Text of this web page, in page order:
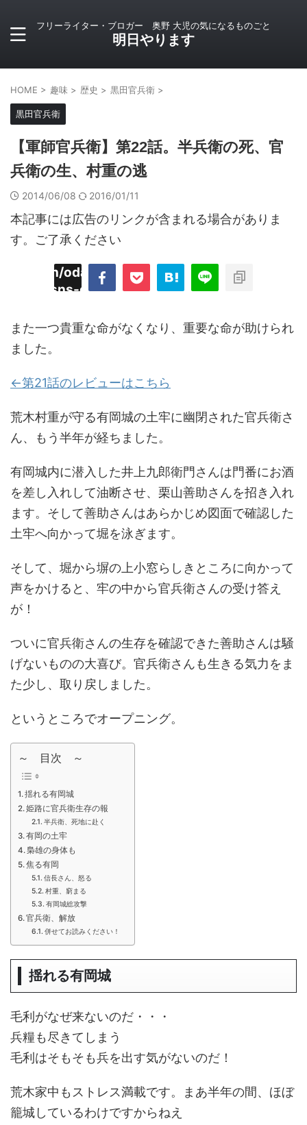
フリーライター・ブロガー 奥野 大児の気になるものごと
明日やります
HOME > 趣味 > 歴史 > 黒田官兵衛 >
黒田官兵衛
【軍師官兵衛】第22話。半兵衛の死、官
兵衛の生、村重の逃
2014/06/08 2016/01/11
本記事には広告のリンクが含まれる場合がありま
す。ご了承ください
odaiji.com/public_html/blog/wp-
sns-count-cache/sns-count-
また一つ貴重な命がなくなり、重要な命が助けられ
ました。
←第21話のレビューはこちら
荒木村重が守る有岡城の土牢に幽閉された官兵衛さ
ん、もう半年が経ちました。
有岡城内に潜入した井上九郎衛門さんは門番にお酒
を差し入れして油断させ、栗山善助さんを招き入れ
ます。そして善助さんはあらかじめ図面で確認した
土牢へ向かって堀を泳ぎます。
そして、堀から塀の上小窓らしきところに向かって
声をかけると、牢の中から官兵衛さんの受け答え
が！
ついに官兵衛さんの生存を確認できた善助さんは騒
げないものの大喜び。官兵衛さんも生きる気力をま
た少し、取り戻しました。
というところでオープニング。
～ 目次 ～
揺れる有岡城
姫路に官兵衛生存の報
半兵衛、死地に赴く
有岡の土牢
梟雄の身体も
焦る有岡
信長さん、怒る
村重、窮まる
有岡城総攻撃
官兵衛、解放
併せてお読みください！
揺れる有岡城
毛利がなぜ来ないのだ・・・
兵糧も尽きてしまう
毛利はそもそも兵を出す気がないのだ！
荒木家中もストレス満載です。まあ半年の間、ほぼ
籠城しているわけですからねえ